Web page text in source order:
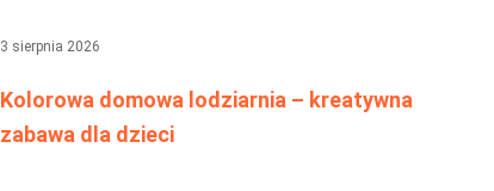
3 sierpnia 2026
Kolorowa domowa lodziarnia – kreatywna
zabawa dla dzieci